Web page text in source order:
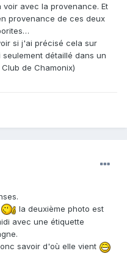
avec la provenance. Et
provenance de ces deux
si j'ai précisé cela sur
détaillé dans un
de Chamonix)
la deuxième photo est
avec une étiquette
savoir d'où elle vient